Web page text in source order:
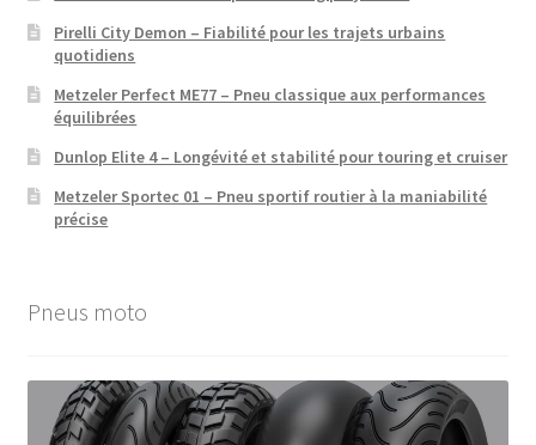
Pirelli City Demon – Fiabilité pour les trajets urbains
quotidiens
Metzeler Perfect ME77 – Pneu classique aux performances
équilibrées
Dunlop Elite 4 – Longévité et stabilité pour touring et cruiser
Metzeler Sportec 01 – Pneu sportif routier à la maniabilité
précise
Pneus moto